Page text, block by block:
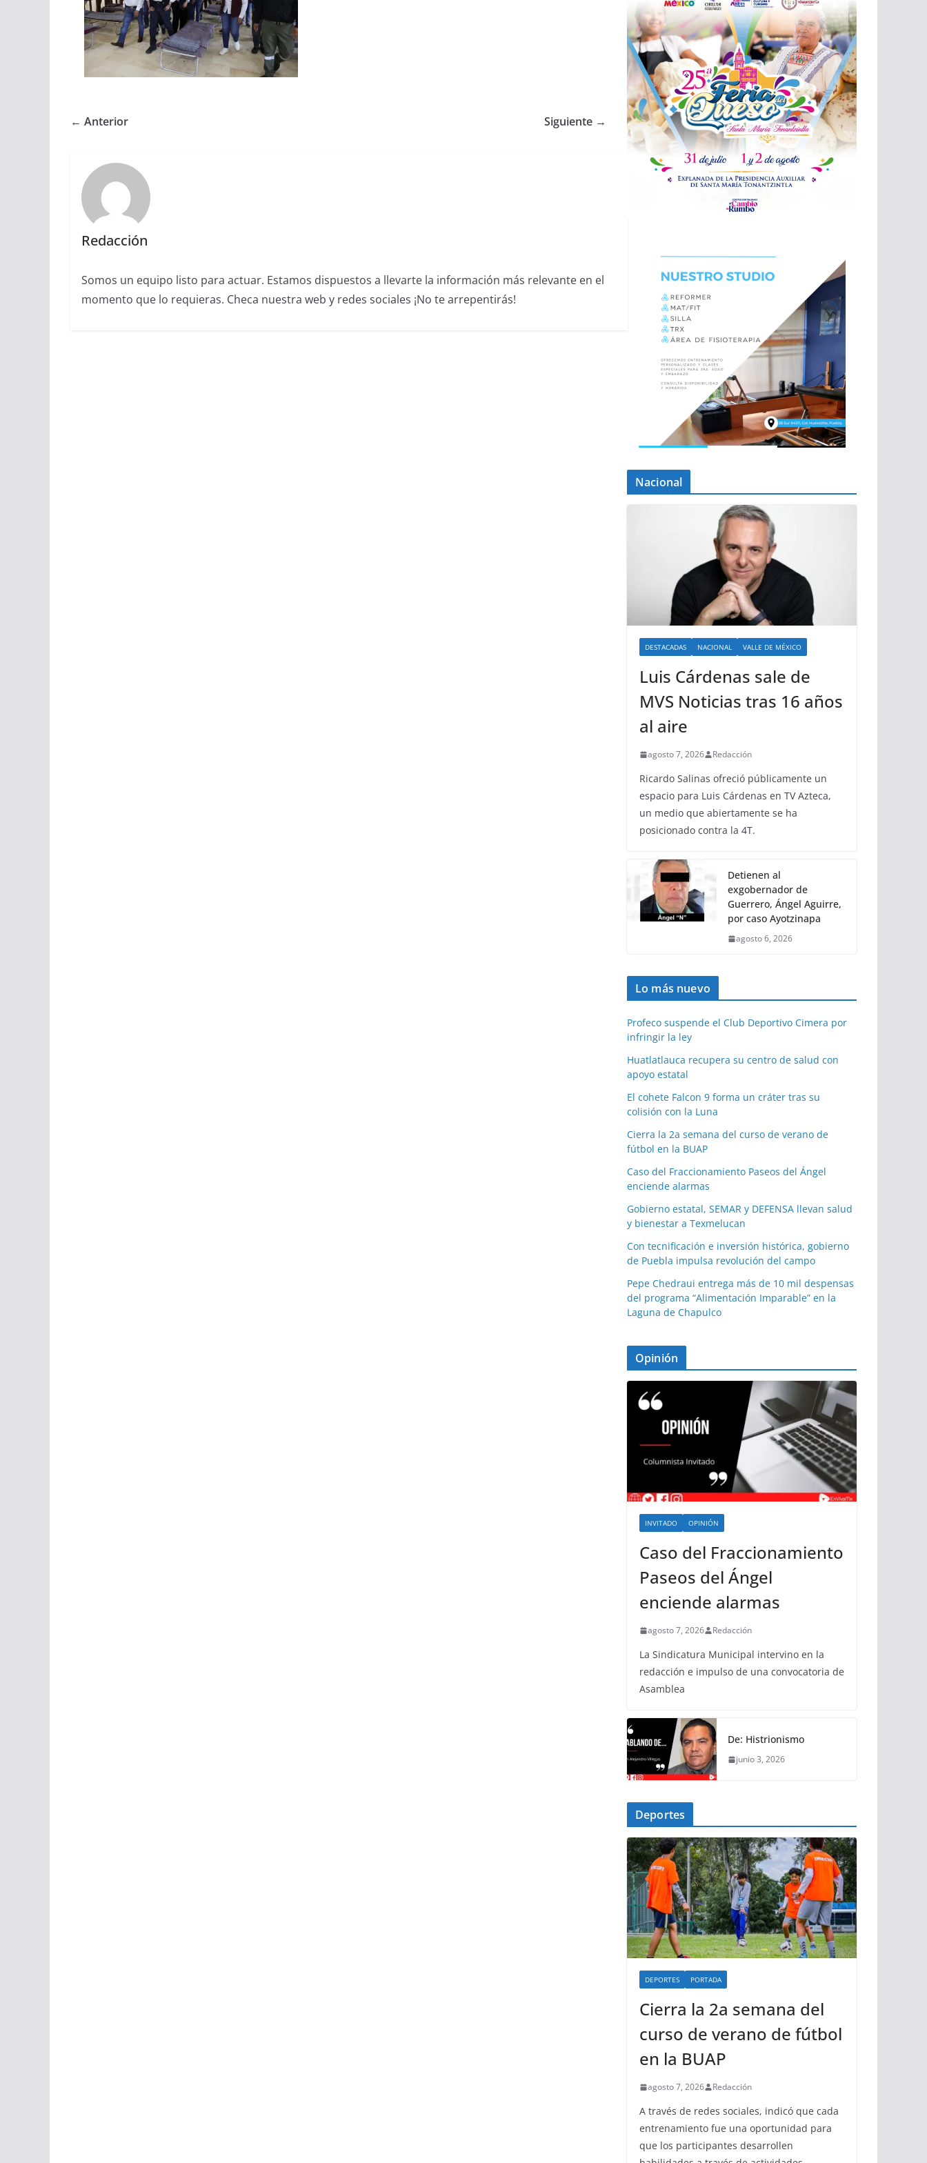
← Anterior Siguiente →
Redacción
Somos un equipo listo para actuar. Estamos dispuestos a llevarte la información más relevante en el
momento que lo requieras. Checa nuestra web y redes sociales ¡No te arrepentirás!
Nacional
DESTACADAS NACIONAL VALLE DE MÉXICO
Luis Cárdenas sale de
MVS Noticias tras 16 años
al aire
agosto 7, 2026 Redacción
Ricardo Salinas ofreció públicamente un
espacio para Luis Cárdenas en TV Azteca,
un medio que abiertamente se ha
posicionado contra la 4T.
Detienen al
exgobernador de
Guerrero, Ángel Aguirre,
por caso Ayotzinapa
agosto 6, 2026
Lo más nuevo
Profeco suspende el Club Deportivo Cimera por
infringir la ley
Huatlatlauca recupera su centro de salud con
apoyo estatal
El cohete Falcon 9 forma un cráter tras su
colisión con la Luna
Cierra la 2a semana del curso de verano de
fútbol en la BUAP
Caso del Fraccionamiento Paseos del Ángel
enciende alarmas
Gobierno estatal, SEMAR y DEFENSA llevan salud
y bienestar a Texmelucan
Con tecnificación e inversión histórica, gobierno
de Puebla impulsa revolución del campo
Pepe Chedraui entrega más de 10 mil despensas
del programa “Alimentación Imparable” en la
Laguna de Chapulco
Opinión
INVITADO OPINIÓN
Caso del Fraccionamiento
Paseos del Ángel
enciende alarmas
agosto 7, 2026 Redacción
La Sindicatura Municipal intervino en la
redacción e impulso de una convocatoria de
Asamblea
De: Histrionismo
junio 3, 2026
Deportes
DEPORTES PORTADA
Cierra la 2a semana del
curso de verano de fútbol
en la BUAP
agosto 7, 2026 Redacción
A través de redes sociales, indicó que cada
entrenamiento fue una oportunidad para
que los participantes desarrollen